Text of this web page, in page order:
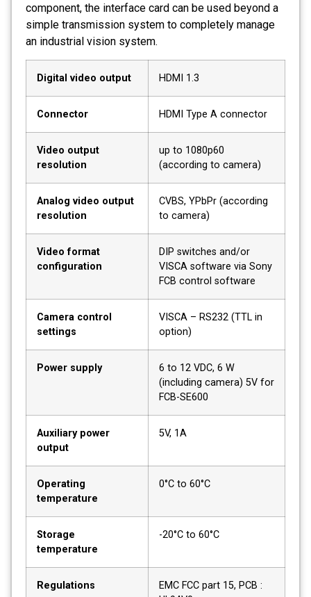
component, the interface card can be used beyond a
simple transmission system to completely manage
an industrial vision system.
Digital video output HDMI 1.3
Connector HDMI Type A connector
Video output
resolution
up to 1080p60
(according to camera)
Analog video output
resolution
CVBS, YPbPr (according
to camera)
Video format
configuration
DIP switches and/or
VISCA software via Sony
FCB control software
Camera control
settings
VISCA – RS232 (TTL in
option)
Power supply
6 to 12 VDC, 6 W
(including camera) 5V for
FCB-SE600
Auxiliary power
output
5V, 1A
Operating
temperature
0°C to 60°C
Storage
temperature
-20°C to 60°C
Regulations
EMC FCC part 15, PCB :